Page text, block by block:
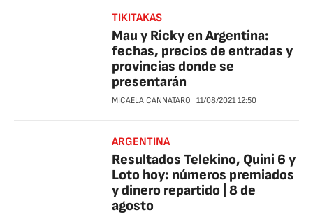
TIKITAKAS
Mau y Ricky en Argentina:
fechas, precios de entradas y
provincias donde se
presentarán
MICAELA CANNATARO 11/08/2021 12:50
ARGENTINA
Resultados Telekino, Quini 6 y
Loto hoy: números premiados
y dinero repartido | 8 de
agosto